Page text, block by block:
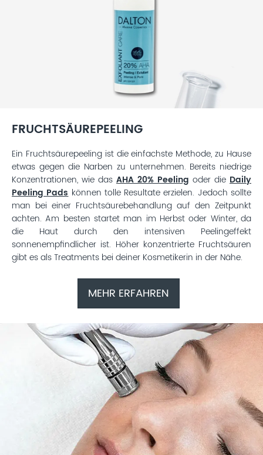
FRUCHTSÄUREPEELING
Ein Fruchtsäurepeeling ist die einfachste Methode, zu Hause
etwas gegen die Narben zu unternehmen. Bereits niedrige
Konzentrationen, wie das AHA 20% Peeling oder die Daily
Peeling Padskönnen tolle Resultate erzielen. Jedoch sollte
man bei einer Fruchtsäurebehandlung auf den Zeitpunkt
achten. Am besten startet man im Herbst oder Winter, da
die Haut durch den intensiven Peelingeffekt
sonnenempfindlicher ist. Höher konzentrierte Fruchtsäuren
gibt es als Treatments bei deiner Kosmetikerin in der Nähe.
MEHR ERFAHREN